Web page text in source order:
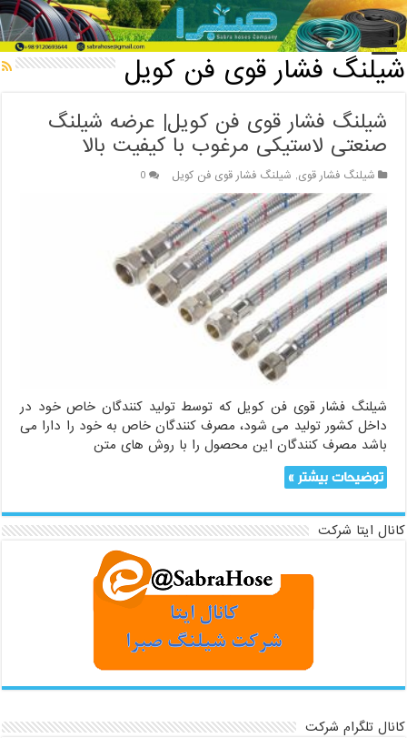
خانه / شیلنگ فشار قوی / شیلنگ فشار قوی فن کویل
شیلنگ فشار قوی فن کویل
شیلنگ فشار قوی فن کویل| عرضه شیلنگ
صنعتی لاستیکی مرغوب با کیفیت بالا
شیلنگ فشار قوی, شیلنگ فشار قوی فن کویل 0
شیلنگ فشار قوی فن کویل که توسط تولید کنندگان خاص خود در
داخل کشور تولید می شود، مصرف کنندگان خاص به خود را دارا می
باشد مصرف کنندگان این محصول را با روش های متن
توضیحات بیشتر »
کانال ایتا شرکت
کانال تلگرام شرکت